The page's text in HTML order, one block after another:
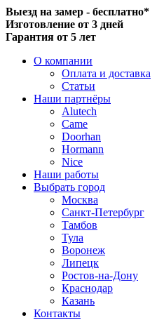
Выезд на замер - бесплатно*
Изготовление от 3 дней
Гарантия от 5 лет
О компании
Оплата и доставка
Статьи
Наши партнёры
Alutech
Came
Doorhan
Hormann
Nice
Наши работы
Выбрать город
Москва
Санкт-Петербург
Тамбов
Тула
Воронеж
Липецк
Ростов-на-Дону
Краснодар
Казань
Контакты